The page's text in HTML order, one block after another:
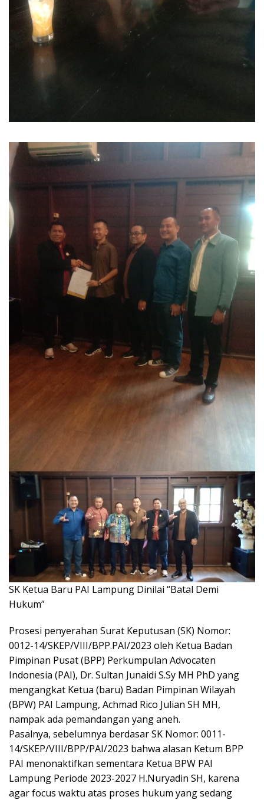
SK Ketua Baru PAI Lampung Dinilai “Batal Demi
Hukum”
Prosesi penyerahan Surat Keputusan (SK) Nomor:
0012-14/SKEP/VIII/BPP.PAI/2023 oleh Ketua Badan
Pimpinan Pusat (BPP) Perkumpulan Advocaten
Indonesia (PAI), Dr. Sultan Junaidi S.Sy MH PhD yang
mengangkat Ketua (baru) Badan Pimpinan Wilayah
(BPW) PAI Lampung, Achmad Rico Julian SH MH,
nampak ada pemandangan yang aneh.
Pasalnya, sebelumnya berdasar SK Nomor: 0011-
14/SKEP/VIII/BPP/PAI/2023 bahwa alasan Ketum BPP
PAI menonaktifkan sementara Ketua BPW PAI
Lampung Periode 2023-2027 H.Nuryadin SH, karena
agar focus waktu atas proses hukum yang sedang